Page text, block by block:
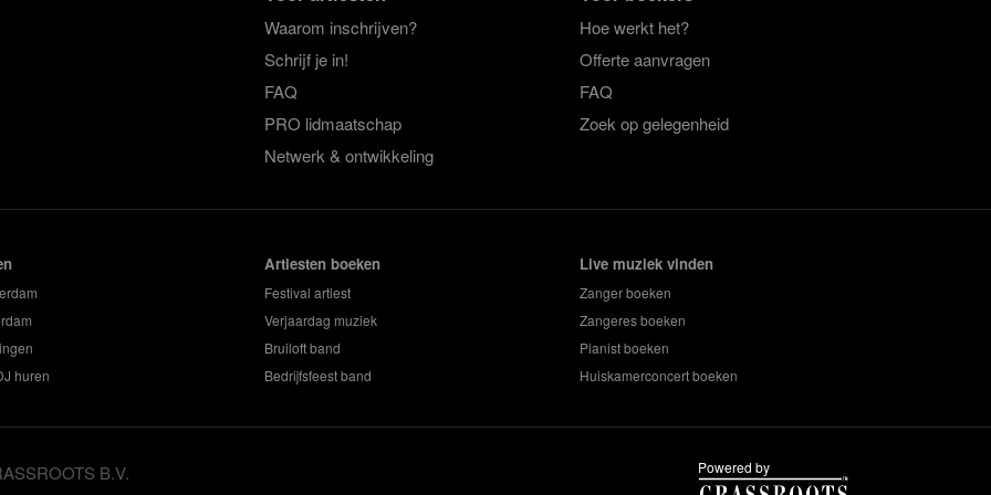
Waarom inschrijven?
Schrijf je in!
FAQ
PRO lidmaatschap
Netwerk & ontwikkeling
Hoe werkt het?
Offerte aanvragen
FAQ
Zoek op gelegenheid
huren
Artiesten boeken
Festival artiest
Verjaardag muziek
Bruiloft band
Bedrijfsfeest band
Live muziek vinden
Zanger boeken
Zangeres boeken
Pianist boeken
Huiskamerconcert boeken
B.V.